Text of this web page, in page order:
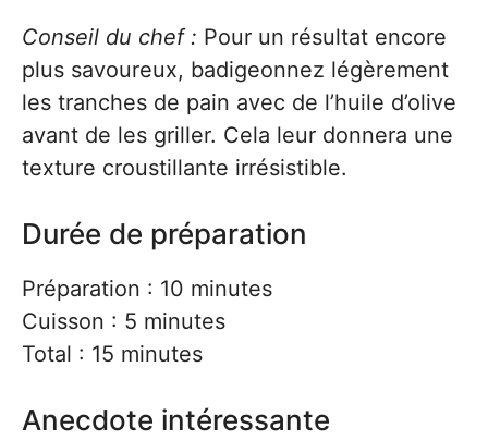
Conseil du chef : Pour un résultat encore
plus savoureux, badigeonnez légèrement
les tranches de pain avec de l’huile d’olive
avant de les griller. Cela leur donnera une
texture croustillante irrésistible.
Durée de préparation
Préparation : 10 minutes
Cuisson : 5 minutes
Total : 15 minutes
Anecdote intéressante